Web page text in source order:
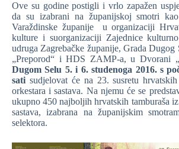
Ove su godine postigli i vrlo zapažen
da su izabrani na županijskoj smotri
Varaždinske županije u organizaciji
kulture i suorganizaciji Zajednice
udruga Zagrebačke županije, Grada
„Preporod“ i HDS ZAMP-a, u Dvorani
Dugom Selu 5. i 6. studenoga 2016. s
sati sudjelovat će na 23. susretu hrvatskih
orkestara i sastava. Na njemu će se
ukupno 450 najboljih hrvatskih tamburaša
sastava, izabrana na županijskim
selektora.